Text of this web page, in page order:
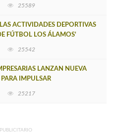
25589
ACTIVIDADES DEPORTIVAS
FÚTBOL LOS ÁLAMOS'
25542
LANZAN NUEVA
IMPULSAR
25217